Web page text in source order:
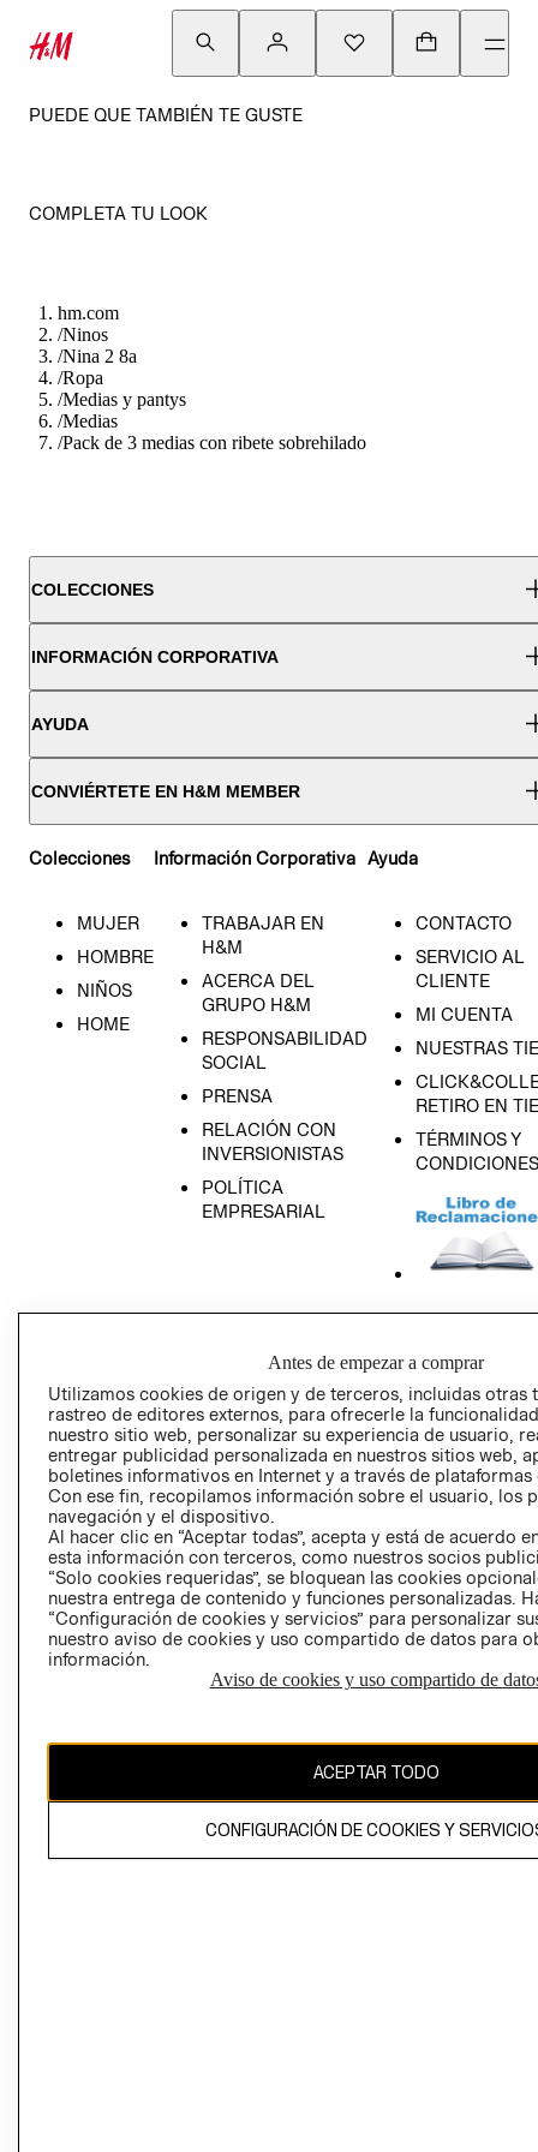
PUEDE QUE TAMBIÉN TE GUSTE
COMPLETA TU LOOK
hm.com
/Ninos
/Nina 2 8a
/Ropa
/Medias y pantys
/Medias
/Pack de 3 medias con ribete sobrehilado
COLECCIONES
INFORMACIÓN CORPORATIVA
AYUDA
CONVIÉRTETE EN H&M MEMBER
Colecciones
MUJER
HOMBRE
NIÑOS
HOME
Información Corporativa
TRABAJAR EN
H&M
ACERCA DEL
GRUPO H&M
RESPONSABILIDAD
SOCIAL
PRENSA
RELACIÓN CON
INVERSIONISTAS
POLÍTICA
EMPRESARIAL
Ayuda
CONTACTO
SERVICIO AL
CLIENTE
MI CUENTA
NUESTRAS
RETIRO EN
TÉRMINOS Y
CONDICIONES
GIFT CARD
AVISO DE
Perú (S/)
CAMBIAR REGIÓN
propiedad de H&M Hennes & Mauritz AB
Antes de empezar a comprar
Utilizamos cookies de origen y de terceros, incluidas otras
rastreo de editores externos, para ofrecerle la
nuestro sitio web, personalizar su experiencia de usuario,
entregar publicidad personalizada en nuestros sitios web,
boletines informativos en Internet y a través de plataformas
Con ese fin, recopilamos información sobre el usuario, los
navegación y el dispositivo.
Al hacer clic en “Aceptar todas”, acepta y está de acuerdo
esta información con terceros, como nuestros socios
“Solo cookies requeridas”, se bloquean las cookies
nuestra entrega de contenido y funciones personalizadas.
“Configuración de cookies y servicios” para personalizar
nuestro aviso de cookies y uso compartido de datos para
información.
Aviso de cookies y uso compartido de
ACEPTAR TODO
CONFIGURACIÓN DE COOKIES Y